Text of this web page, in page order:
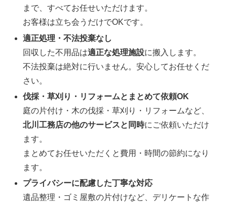
まで、すべてお任せいただけます。
お客様は立ち会うだけでOKです。
適正処理・不法投棄なし
回収した不用品は適正な処理施設に搬入します。
不法投棄は絶対に行いません。安心してお任せくだ
さい。
伐採・草刈り・リフォームとまとめて依頼OK
庭の片付け・木の伐採・草刈り・リフォームなど、
北川工務店の他のサービスと同時にご依頼いただけ
ます。
まとめてお任せいただくと費用・時間の節約になり
ます。
プライバシーに配慮した丁寧な対応
遺品整理・ゴミ屋敷の片付けなど、デリケートな作